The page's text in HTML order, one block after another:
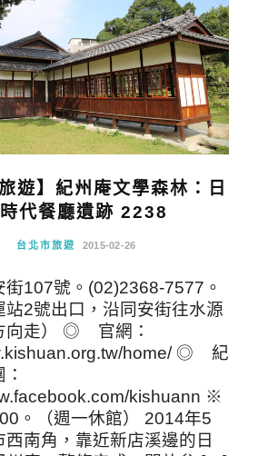
遊】紀州庵文學森林：日
代餐廳遺跡 2238
台北市旅遊 2015-02-26
街107號。(02)2368-7577。
站2號出口，沿同安街往水源
向走） ◎ 官網：
home/ ◎ 紀
kishuann ※
。（週一休館） 2014年5
西南角，靠近新店溪邊的日